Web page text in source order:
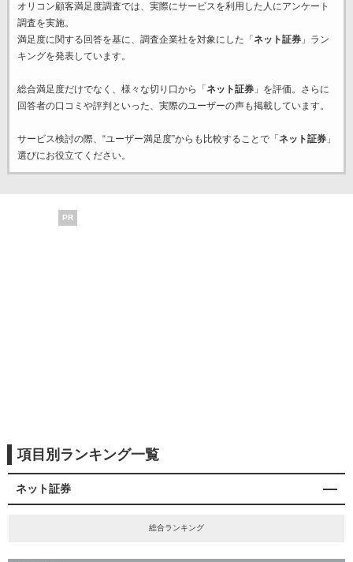
オリコン顧客満足度調査では、実際にサービスを利用した 人にアンケート
調査を実施。
満足度に関する回答を基に、調査企業社を対象にした「 ネット証券」ラン
キングを発表しています。
総合満足度だけでなく、様々な切り口から「 ネット証券」を評価。さらに
回答者の口コミや評判といった、実際のユーザーの声も掲載しています。
サービス検討の際、“ユーザー満足度”からも比較することで「 ネット証券」
選びにお役立てください。
PR
項目別ランキング一覧
ネット証券
総合ランキング